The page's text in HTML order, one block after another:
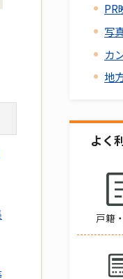
PR
写
カ
地
よく
戸籍